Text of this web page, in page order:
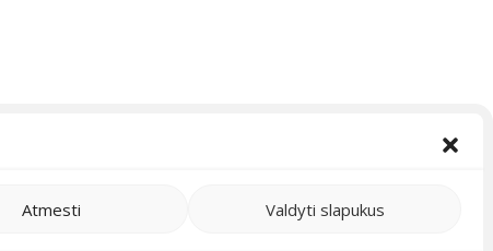
Atmesti Valdyti slapukus